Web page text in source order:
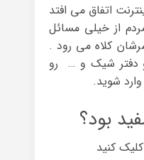
اتفاق می افتد
از خیلی مسائل
کلاه می رود .
دفتر شیک و … رو
شوید.
بود؟
کنید